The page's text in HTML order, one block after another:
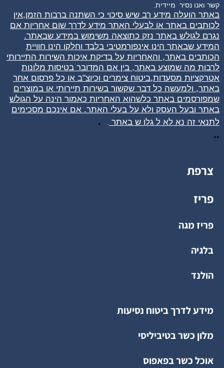
קשר ואנו נסיר מיידית.
באתר הועלה מידע רב שיש סיכוי כי השתנה ברבות הזמן,אין
לכותבים באתר או לבעלי האתר מידע לדרך שום אחריות אם
נגרם לגולש באתר נזק כתוצאה משימוש במידע שבאתר.
המידע שבאתר הינו אינפורמטיבי בלבד וחלקו הינו חוויית
הכותבים באתר, והאחריות על בדיקת איכות השירות התיירותי
לרבות מה שמוצע באתר, בין אם המדובר בטיסות מלונות
אטרקציות מסעדות,ביטוח צימרים וכיוצ"ב או כל פרסום אחר
באתר, ולמעשה כל דבר שקשור בשירות תיירותי או במוצרים
שמפורסמים באתר כלשהוא האחריות כאמור הינה על הגולש
באתר ובעל העסק ולא על בעלי האתר. אם אינכם מסכימים
לתנאי זה נא לא ל גלו ש באתר .
.
..
צרפת
פריז
פריז מגה
בלגיה
הולנד
מידע לדרך ביטוח נסיעות
מלון כשר בטיביליסי
אוכל כשר בפאפוס